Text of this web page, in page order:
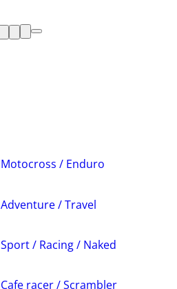
Motocross / Enduro
Adventure / Travel
Sport / Racing / Naked
Cafe racer / Scrambler